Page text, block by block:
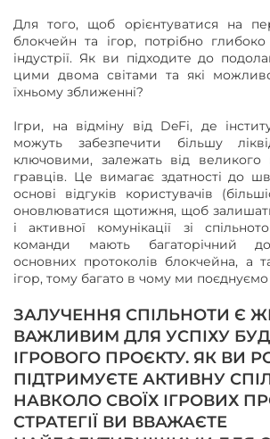
Для того, щоб орієнтуватися на
блокчейн та ігор, потрібно
індустрії. Як ви підходите до
цими двома світами та які
їхньому зближенні?
Ігри, на відміну від DeFi, де
можуть забезпечити більшу
ключовими, залежать від великого
гравців. Це вимагає здатності до
основі відгуків користувачів
оновлюватися щотижня, щоб
і активної комунікації зі
команди мають багаторічний
основних протоколів блокчейна, а
ігор, тому багато в чому ми поєднуємо
ЗАЛУЧЕННЯ СПІЛЬНОТИ Є
ВАЖЛИВИМ ДЛЯ УСПІХУ
ІГРОВОГО ПРОЄКТУ. ЯК ВИ
ПІДТРИМУЄТЕ АКТИВНУ
НАВКОЛО СВОЇХ ІГРОВИХ
СТРАТЕГІЇ ВИ ВВАЖАЄТЕ